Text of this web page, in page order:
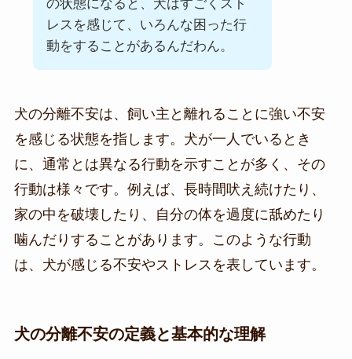
の状態になると、犬はすごくスト
レスを感じて、いろんな困った行
動をすることがあるんだわん。
犬の分離不安は、飼い主と離れることに強い不安
を感じる状態を指します。犬が一人でいるとき
に、通常とは異なる行動を示すことが多く、その
行動は様々です。例えば、長時間吠え続けたり、
家の中を破壊したり、自分の体を過度に舐めたり
噛んだりすることがあります。このような行動
は、犬が感じる不安やストレスを表しています。
犬の分離不安の定義と基本的な理解